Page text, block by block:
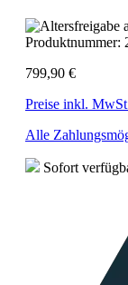
Produktnummer:
799,90 €
Preise inkl.
Alle
Sofort